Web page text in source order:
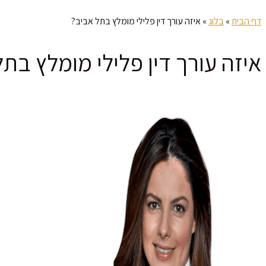
דף הבית»בלוג »איזה עורך דין פלילי מומלץ בתל אביב?
איזה עורך דין פלילי מומלץ